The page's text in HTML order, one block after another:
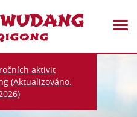
aktivit
(Aktualizováno: